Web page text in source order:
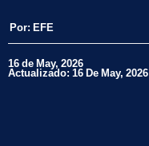
Por: EFE
16 de May, 2026
Actualizado: 16 De May, 2026